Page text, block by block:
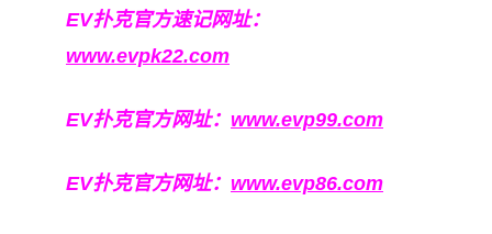
EV扑克官方速记网址：
www.evpk22.com
EV扑克官方网址： www.evp99.com
EV扑克官方网址： www.evp86.com